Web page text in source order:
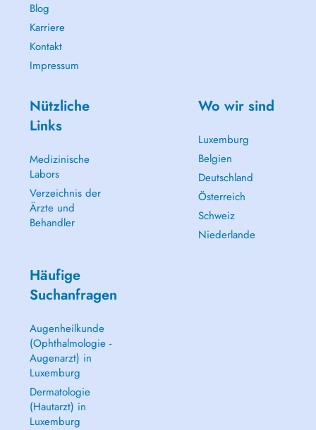
Blog
Karriere
Kontakt
Impressum
Nützliche
Links
Medizinische
Labors
Verzeichnis der
Ärzte und
Behandler
Wo wir sind
Luxemburg
Belgien
Deutschland
Österreich
Schweiz
Niederlande
Häufige
Suchanfragen
Augenheilkunde
(Ophthalmologie -
Augenarzt) in
Luxemburg
Dermatologie
(Hautarzt) in
Luxemburg